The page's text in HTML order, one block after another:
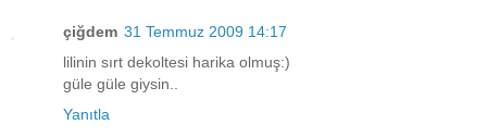
çiğdem 31 Temmuz 2009 14:17
lilinin sırt dekoltesi harika olmuş:)
güle güle giysin..
Yanıtla